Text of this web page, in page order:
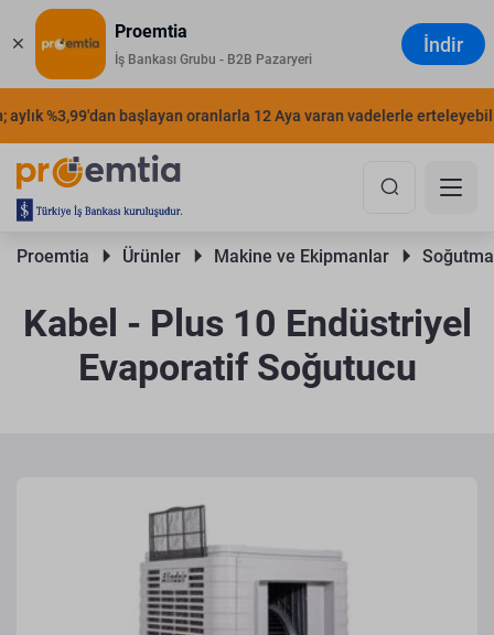
Proemtia
İş Bankası Grubu - B2B Pazaryeri
İndir
%3,99'dan başlayan oranlarla 12 Aya varan vadelerle
Proemtia Ürünler Makine ve Ekipmanlar
Kabel - Plus 10 Endüstriyel
Evaporatif Soğutucu